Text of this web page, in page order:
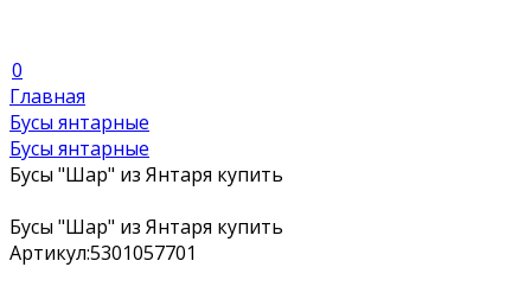
0
Главная
Бусы янтарные
Бусы янтарные
Бусы "Шар" из Янтаря купить
Бусы "Шар" из Янтаря купить
Артикул:5301057701